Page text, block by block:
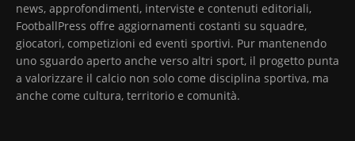
news, approfondimenti, interviste e contenuti editoriali,
FootballPress offre aggiornamenti costanti su squadre,
giocatori, competizioni ed eventi sportivi. Pur mantenendo
uno sguardo aperto anche verso altri sport, il progetto punta
a valorizzare il calcio non solo come disciplina sportiva, ma
anche come cultura, territorio e comunità.